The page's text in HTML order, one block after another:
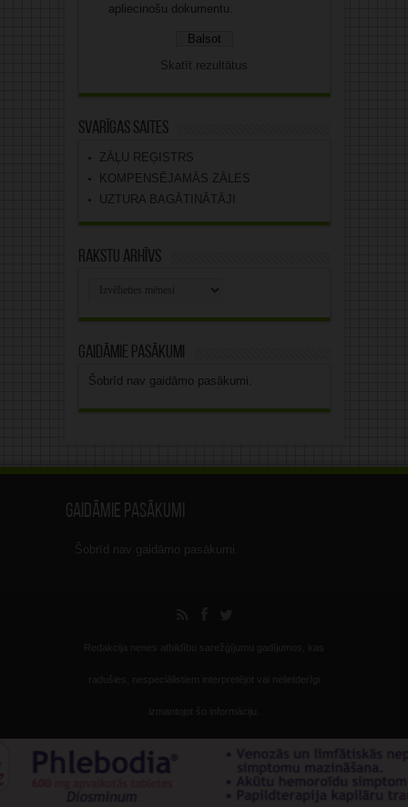
apliecinošu dokumentu.
Skatīt rezultātus
Svarīgas saites
ZĀĻU REĢISTRS
KOMPENSĒJAMĀS ZĀLES
UZTURA BAGĀTINĀTĀJI
Rakstu arhīvs
Gaidāmie pasākumi
Šobrīd nav gaidāmo pasākumi.
Gaidāmie pasākumi
Šobrīd nav gaidāmo pasākumi.
Redakcija nenes atbildību sarežģījumu gadījumos, kas